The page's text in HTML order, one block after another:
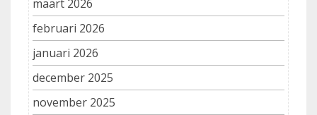
maart 2026
februari 2026
januari 2026
december 2025
november 2025